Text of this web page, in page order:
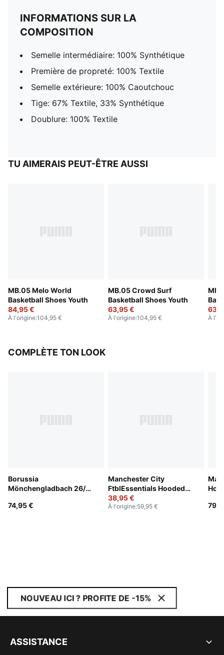
INFORMATIONS SUR LA
COMPOSITION
Semelle intermédiaire: 100% Synthétique
Première de propreté: 100% Textile
Semelle extérieure: 100% Caoutchouc
Tige: 67% Textile, 33% Synthétique
Doublure: 100% Textile
TU AIMERAIS PEUT-ÊTRE AUSSI
MB.05 Melo World
Basketball Shoes Youth
84,95 €
À l'origine:104,95 €
MB.05 Crowd Surf
Basketball Shoes Youth
63,95 €
À l'origine:104,95 € À
COMPLÈTE TON LOOK
Borussia
Mönchengladbach 26/27
74,95 €
Manchester City
FtblEssentials Hooded
Jacket Youth
38,95 €
À l'origine:59,95 €
NOUVEAU ICI ? PROFITE DE -15%
ASSISTANCE